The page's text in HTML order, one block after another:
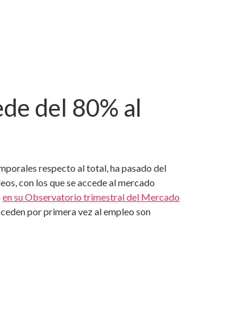
del 80% al
respecto al total, ha pasado del
con los que se accede al mercado
en su Observatorio trimestral del Mercado
por primera vez al empleo son